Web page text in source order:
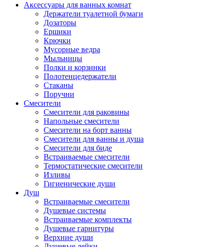
Аксессуары для ванных комнат
Держатели туалетной бумаги
Дозаторы
Ершики
Крючки
Мусорные ведра
Мыльницы
Полки и корзинки
Полотенцедержатели
Стаканы
Поручни
Смесители
Смесители для раковины
Напольные смесители
Смесители на борт ванны
Смесители для ванны и душа
Смесители для биде
Встраиваемые смесители
Термостатические смесители
Изливы
Гигиенические души
Душ
Встраиваемые смесители
Душевые системы
Встраиваемые комплекты
Душевые гарнитуры
Верхние души